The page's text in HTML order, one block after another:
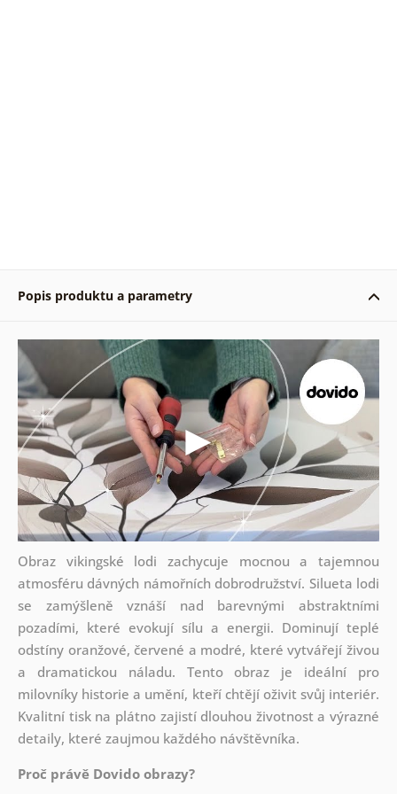
Popis produktu a parametry
Obraz vikingské lodi zachycuje mocnou a tajemnou
atmosféru dávných námořních dobrodružství. Silueta lodi
se zamýšleně vznáší nad barevnými abstraktními
pozadími, které evokují sílu a energii. Dominují teplé
odstíny oranžové, červené a modré, které vytvářejí živou
a dramatickou náladu. Tento obraz je ideální pro
milovníky historie a umění, kteří chtějí oživit svůj interiér.
Kvalitní tisk na plátno zajistí dlouhou životnost a výrazné
detaily, které zaujmou každého návštěvníka.
Proč právě Dovido obrazy?